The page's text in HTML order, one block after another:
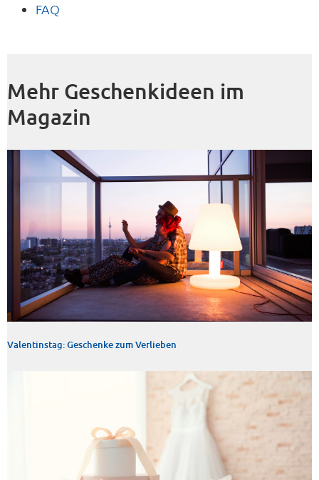
FAQ
Mehr Geschenkideen im
Magazin
Valentinstag: Geschenke zum Verlieben